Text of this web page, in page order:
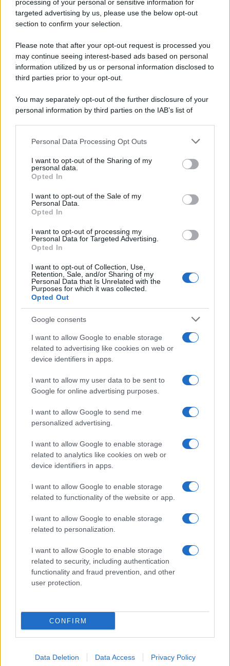
processing of your personal or sensitive information for
targeted advertising by us, please use the below opt-out
section to confirm your selection.
Please note that after your opt-out request is processed you
may continue seeing interest-based ads based on personal
information utilized by us or personal information disclosed to
third parties prior to your opt-out.
You may separately opt-out of the further disclosure of your
personal information by third parties on the IAB’s list of
This information may also be disclosed by us to third parties
disclose it to other third parties.
Please note that this website/app uses one or more Google
services and may gather and store information including but
not limited to your visit or usage behaviour. You may click to
grant or deny consent to Google and its third-party tags to
consent section.
Personal Data Processing Opt Outs
I want to opt-out of the Sharing of my
personal data.
Opted In
I want to opt-out of the Sale of my
Personal Data.
Opted In
I want to opt-out of processing my
Personal Data for Targeted Advertising.
Opted In
I want to opt-out of Collection, Use,
Retention, Sale, and/or Sharing of my
Personal Data that Is Unrelated with the
Purposes for which it was collected.
Opted Out
Google consents
I want to allow Google to enable storage
related to advertising like cookies on web or
device identifiers in apps.
I want to allow my user data to be sent to
Google for online advertising purposes.
I want to allow Google to send me
personalized advertising.
I want to allow Google to enable storage
related to analytics like cookies on web or
device identifiers in apps.
I want to allow Google to enable storage
related to functionality of the website or app.
I want to allow Google to enable storage
related to personalization.
I want to allow Google to enable storage
related to security, including authentication
functionality and fraud prevention, and other
user protection.
CONFIRM
Data Deletion Data Access Privacy Policy